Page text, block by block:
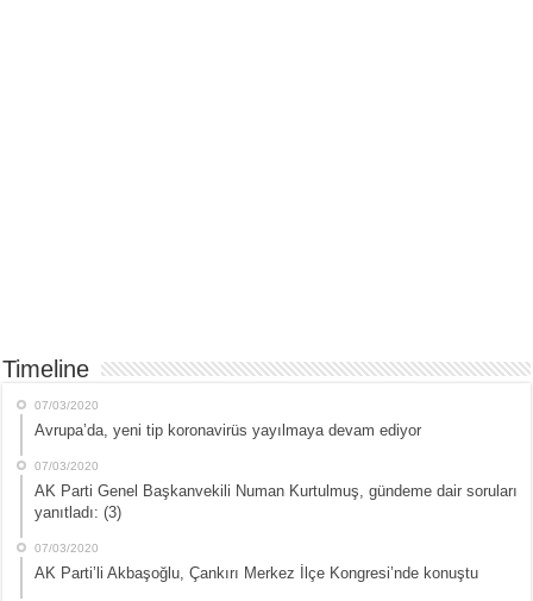
Timeline
07/03/2020
Avrupa’da, yeni tip koronavirüs yayılmaya devam ediyor
07/03/2020
AK Parti Genel Başkanvekili Numan Kurtulmuş, gündeme dair soruları
yanıtladı: (3)
07/03/2020
AK Parti’li Akbaşoğlu, Çankırı Merkez İlçe Kongresi’nde konuştu